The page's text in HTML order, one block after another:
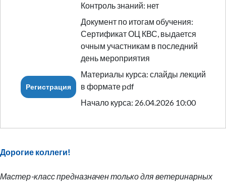
Контроль знаний: нет
Документ по итогам обучения:
Сертификат ОЦ КВС, выдается
очным участникам в последний
день мероприятия
Материалы курса: слайды лекций
в формате pdf
Регистрация
Начало курса: 26.04.2026 10:00
Дорогие коллеги!
Мастер-класс предназначен только для ветеринарных